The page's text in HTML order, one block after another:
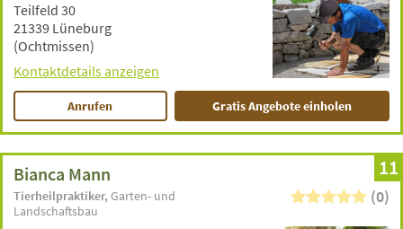
Teilfeld 30
21339 Lüneburg
(Ochtmissen)
Kontaktdetails anzeigen
Anrufen Gratis Angebote einholen
11
Bianca Mann
Tierheilpraktiker Garten- und
Landschaftsbau
(0)